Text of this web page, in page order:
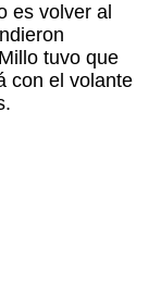
es volver al
tuvo que
con el volante